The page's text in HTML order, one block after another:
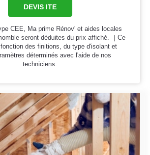
DEVIS ITE
CEE, Ma prime Rénov' et aides locales
seront déduites du prix affiché. ｜Ce
des finitions, du type d'isolant et
déterminés avec l'aide de nos
techniciens.